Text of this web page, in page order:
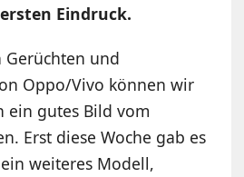
Eindruck.
Gerüchten und
Oppo/Vivo können wir
ein gutes Bild vom
Erst diese Woche gab es
ein weiteres Modell,